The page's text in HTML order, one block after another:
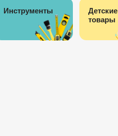
Детские
товары
Инструменты